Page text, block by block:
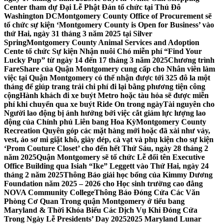
Center tham dự Đại Lễ Phật Đản tổ chức tại Thủ Đô
Washington DCMontgomery County Office of Procurement sẽ
tổ chức sự kiện ‘Montgomery County is Open for Business’ vào
thứ Hai, ngày 31 tháng 3 năm 2025 tại Silver
SpringMontgomery County Animal Services and Adoption
Cente tổ chức Sự kiện Nhận nuôi Chó miễn phí “Find Your
Lucky Pup” từ ngày 14 đến 17 tháng 3 năm 2025Chương trình
FareShare của Quận Montgomery cung cấp cho Nhân viên làm
việc tại Quận Montgomery có thể nhận được tới 325 đô la một
tháng để giúp trang trải chi phí đi lại bằng phương tiện công
cộngHành khách đi xe buýt Metro hoặc tàu hỏa sẽ được miễn
phí khi chuyển qua xe buýt Ride On trong ngàyTài nguyên cho
Người lao động bị ảnh hưởng bởi việc cắt giảm lực lượng lao
động của Chính phủ Liên bang Hoa KỳMontgomery County
Recreation Quyên góp các mặt hàng mới hoặc đã xài như váy,
vest, áo sơ mi giặt khô, giày dép, cà vạt và phụ kiện cho sự kiện
‘Prom Couture Closet’ cho đến hết Thứ Sáu, ngày 28 tháng 2
năm 2025Quận Montgomery sẽ tổ chức Lễ đổi tên Executive
Office Building qua Isiah “Ike” Leggett vào Thứ Hai, ngày 24
tháng 2 năm 2025Thông Báo giải học bổng của Kimmy Dương
Foundation năm 2025 – 2026 cho Học sinh trường cao đẳng
NOVA Community CollegeThông Báo Đóng Cửa Các Văn
Phòng Cơ Quan Trong quận Montgomery ở tiểu bang
Maryland & Thời Khóa Biểu Các Dịch Vụ Khi Đóng Cửa
Trong Ngày Lễ Presidents’ Day 20252025 Maryland Lunar